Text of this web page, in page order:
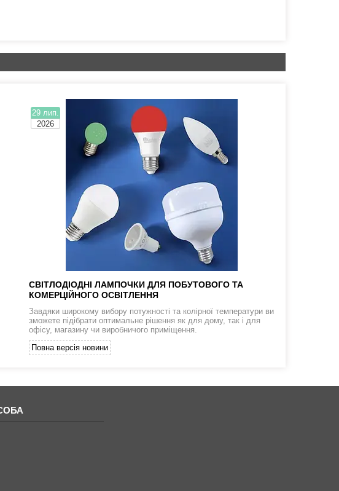
29 лип.
2026
СВІТЛОДІОДНІ ЛАМПОЧКИ ДЛЯ ПОБУТОВОГО ТА
КОМЕРЦІЙНОГО ОСВІТЛЕННЯ
Завдяки широкому вибору потужності та колірної температури ви
зможете підібрати оптимальне рішення як для дому, так і для
офісу, магазину чи виробничого приміщення.
Повна версія новини